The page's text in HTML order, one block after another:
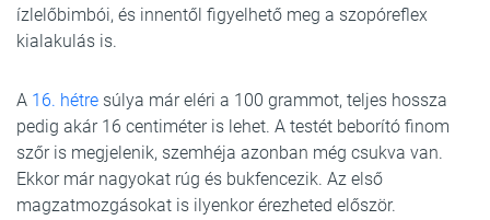
ízlelőbimbói, és innentől figyelhető meg a szopóreflex
kialakulás is.
A 16. hétre súlya már eléri a 100 grammot, teljes hossza
pedig akár 16 centiméter is lehet. A testét beborító finom
szőr is megjelenik, szemhéja azonban még csukva van.
Ekkor már nagyokat rúg és bukfencezik. Az első
magzatmozgásokat is ilyenkor érezheted először.